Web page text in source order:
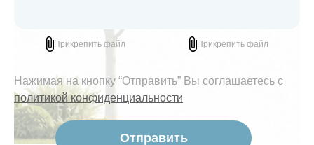
Прикрепить файл Прикрепить файл
Нажимая на кнопку “Отправить” Вы соглашаетесь с
политикой конфиденциальности